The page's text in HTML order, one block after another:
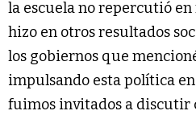
la escuela no repercutió
hizo en otros resultados
los gobiernos que
impulsando esta política en
fuimos invitados a discutir